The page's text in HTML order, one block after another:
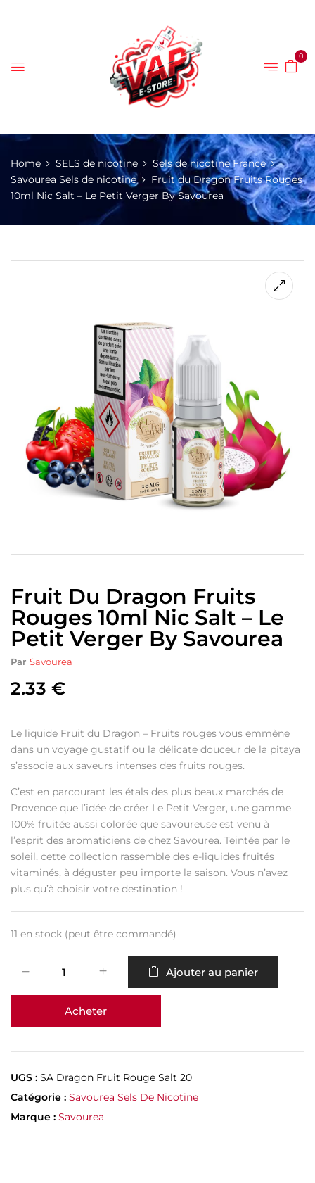
0
Home SELS de nicotine
Sels de nicotine France
Savourea Sels de nicotine
Fruit du Dragon Fruits Rouges
10ml Nic Salt – Le Petit Verger By Savourea
Fruit Du Dragon Fruits
Rouges 10ml Nic Salt – Le
Petit Verger By Savourea
Par Savourea
2.33 €
Le liquide Fruit du Dragon – Fruits rouges vous emmène
dans un voyage gustatif ou la délicate douceur de la pitaya
s’associe aux saveurs intenses des fruits rouges.
C’est en parcourant les étals des plus beaux marchés de
Provence que l’idée de créer Le Petit Verger, une gamme
100% fruitée aussi colorée que savoureuse est venu à
l’esprit des aromaticiens de chez Savourea. Teintée par le
soleil, cette collection rassemble des e-liquides fruités
vitaminés, à déguster peu importe la saison. Vous n’avez
plus qu’à choisir votre destination !
11 en stock (peut être commandé)
Ajouter au panier
Acheter
UGS : SA Dragon Fruit Rouge Salt 20
Catégorie : Savourea Sels De Nicotine
Marque : Savourea